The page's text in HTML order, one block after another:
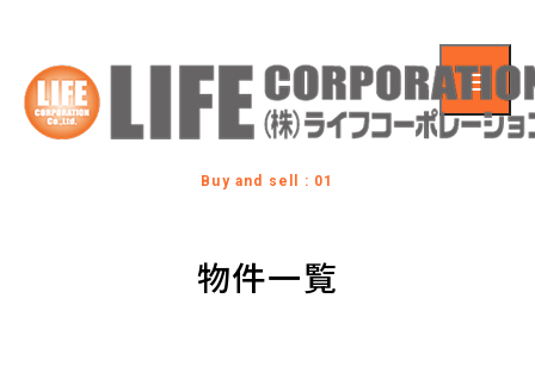
Buy and sell : 01
物件一覧